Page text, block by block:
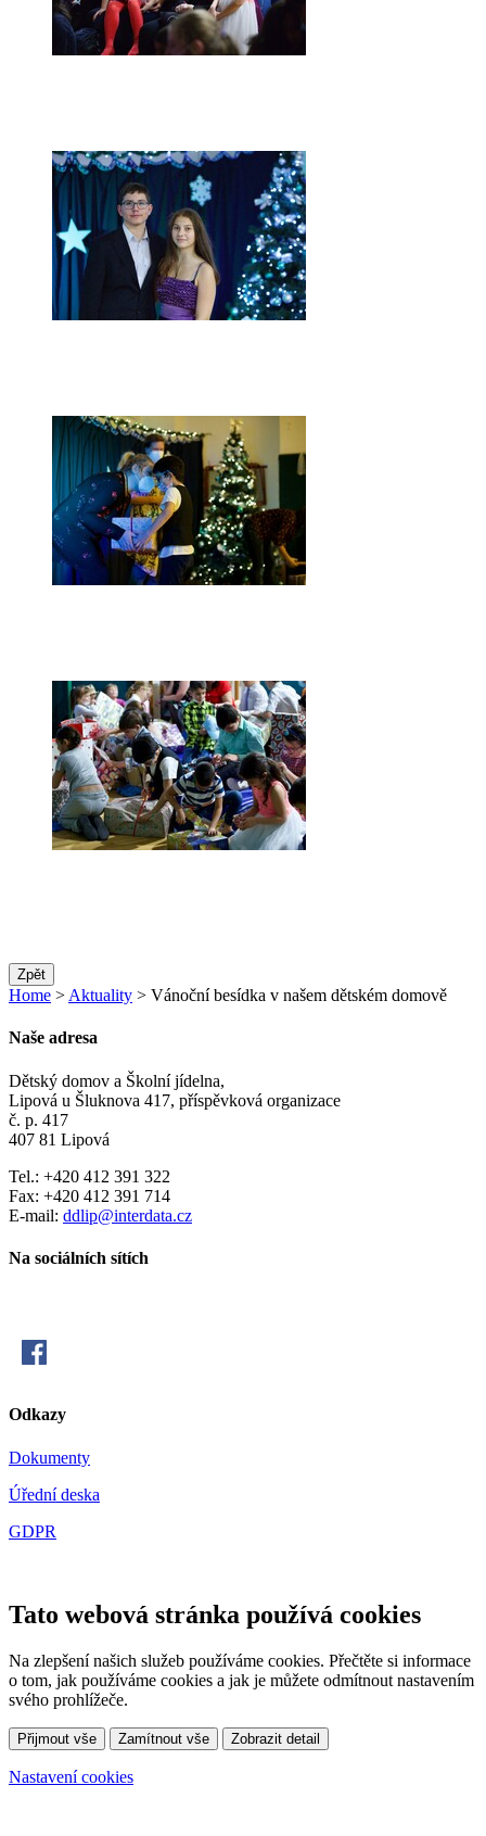
Zpět
Home > Aktuality > Vánoční besídka v našem dětském domově
Naše adresa
Dětský domov a Školní jídelna,
Lipová u Šluknova 417, příspěvková organizace
č. p. 417
407 81 Lipová
Tel.: +420 412 391 322
Fax: +420 412 391 714
E-mail: ddlip@interdata.cz
Na sociálních sítích
Odkazy
Dokumenty
Úřední deska
GDPR
Tato webová stránka používá cookies
Na zlepšení našich služeb používáme cookies. Přečtěte si informace
o tom, jak používáme cookies a jak je můžete odmítnout nastavením
svého prohlížeče.
Přijmout vše Zamítnout vše Zobrazit detail
Nastavení cookies